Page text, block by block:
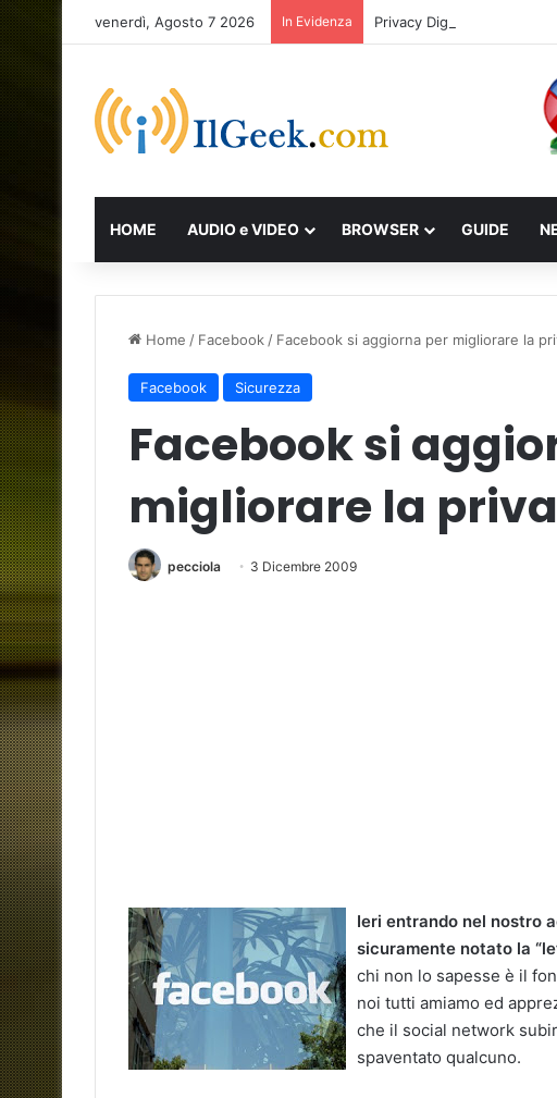
venerdì, Agosto 7 2026 In Evidenza Privacy Digitale: Come
HOME AUDIO e VIDEO BROWSER GUIDE
Home / Facebook / Facebook si aggiorna per migliorare la
Facebook Sicurezza
Facebook si
migliorare la
pecciola 3 Dicembre 2009
Ieri entrando nel nostro
sicuramente notato la
chi non lo sapesse è il
noi tutti amiamo ed
che il social network
spaventato qualcuno.